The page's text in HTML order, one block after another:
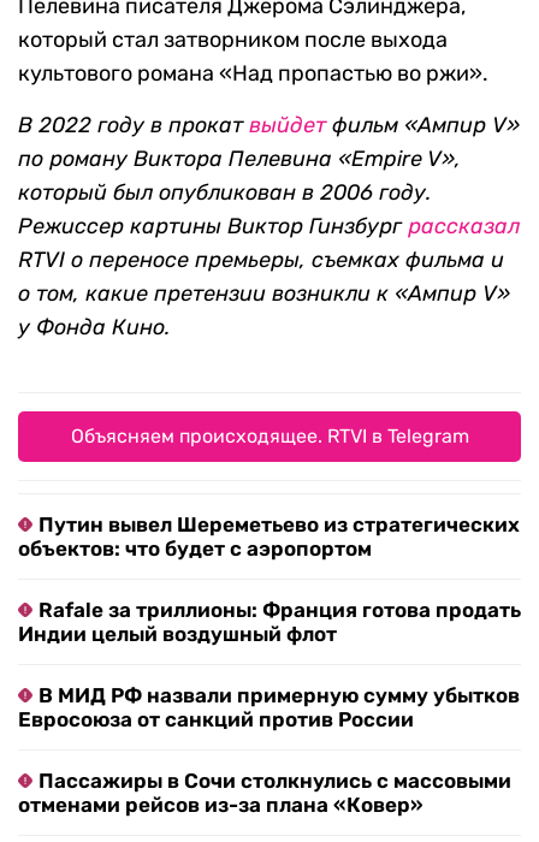
Пелевина писателя Джерома Сэлинджера,
который стал затворником после выхода
культового романа «Над пропастью во ржи».
В 2022 году в прокатвыйдетфильм «Ампир V»
по роману Виктора Пелевина «Empire V»,
который был опубликован в 2006 году.
Режиссер картины Виктор Гинзбурграссказал
RTVI о переносе премьеры, съемках фильма и
о том, какие претензии возникли к «Ампир V»
у Фонда Кино.
Объясняем происходящее. RTVI в Telegram
Путин вывел Шереметьево из стратегических
объектов: что будет с аэропортом
Rafale за триллионы: Франция готова продать
Индии целый воздушный флот
В МИД РФ назвали примерную сумму убытков
Евросоюза от санкций против России
Пассажиры в Сочи столкнулись с массовыми
отменами рейсов из-за плана «Ковер»